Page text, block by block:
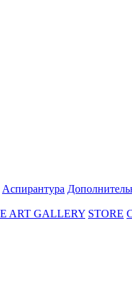
Аспирантура
ART GALLERY STORE